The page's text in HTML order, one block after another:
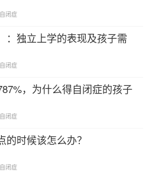
排除了孩子是由于生长发育
测试，最终通过专家的面
闭症。
意事项
生，工作者就诊，不要被庸
疗时间。
。自闭症是一场持久战，要
闭症
：独立上学的表现及孩子需
闭症
，为什么得自闭症的孩子
闭症
时候该怎么办？
闭症